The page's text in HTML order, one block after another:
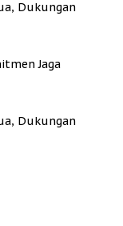
Dukungan
Jaga
Dukungan